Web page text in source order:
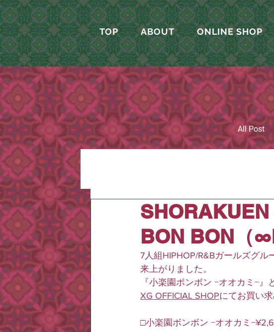
TOP ABOUT ONLINE SHOP
All Post
BON BON（
7人組HIPHOP/R&Bガールズグル
来上がりました。
『小楽園ボンボン −オオカミ−
XG OFFICIAL SHOPにてお買い求
□小楽園ボンボン −オオカミ